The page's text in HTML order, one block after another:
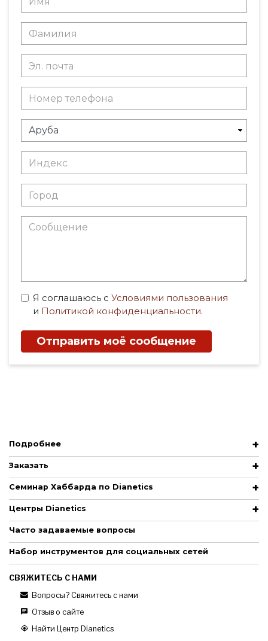
Я соглашаюсь с Условиями пользования
и Политикой конфиденциальности.
Отправить моё сообщение
Подробнее
Заказать
Семинар Хаббарда по Dianetics
Центры Dianetics
Часто задаваемые вопросы
Набор инструментов для социальных сетей
СВЯЖИТЕСЬ С НАМИ
Вопросы? Свяжитесь с нами
Отзыв о сайте
Найти Центр Dianetics